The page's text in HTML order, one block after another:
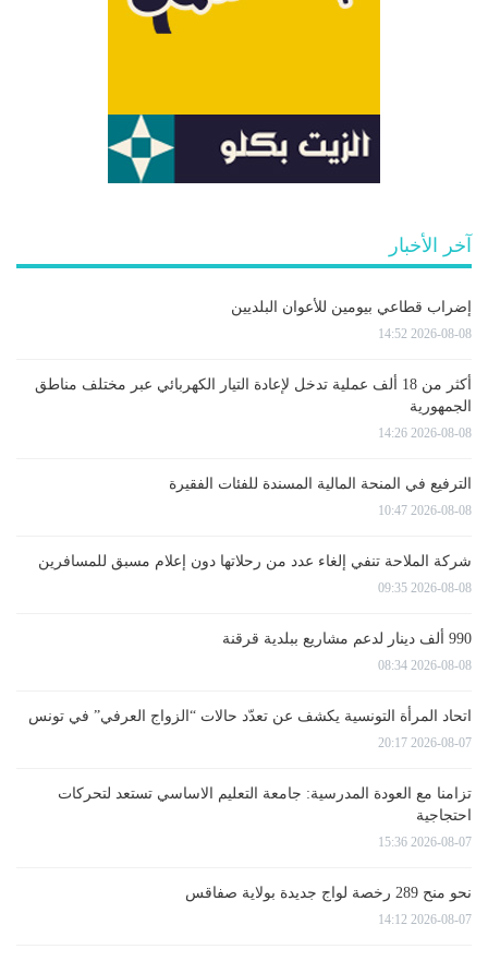
آخر الأخبار
إضراب قطاعي بيومين للأعوان البلديين
2026-08-08 14:52
أكثر من 18 ألف عملية تدخل لإعادة التيار الكهربائي عبر مختلف مناطق
الجمهورية
2026-08-08 14:26
الترفيع في المنحة المالية المسندة للفئات الفقيرة
2026-08-08 10:47
شركة الملاحة تنفي إلغاء عدد من رحلاتها دون إعلام مسبق للمسافرين
2026-08-08 09:35
990 ألف دينار لدعم مشاريع ببلدية قرقنة
2026-08-08 08:34
اتحاد المرأة التونسية يكشف عن تعدّد حالات “الزواج العرفي” في تونس
2026-08-07 20:17
تزامنا مع العودة المدرسية: جامعة التعليم الاساسي تستعد لتحركات
احتجاجية
2026-08-07 15:36
نحو منح 289 رخصة لواج جديدة بولاية صفاقس
2026-08-07 14:12